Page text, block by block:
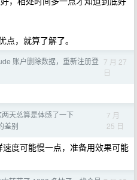
，就算了解了。
账户删除数据，重新注册登 7 月 27
日
两天总算是体感了一下
差别
7 月
25 日
度可能慢一点，准备用效果可能